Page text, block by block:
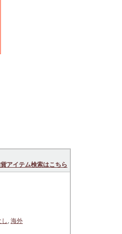
アイテム検索はこちら
, 海外